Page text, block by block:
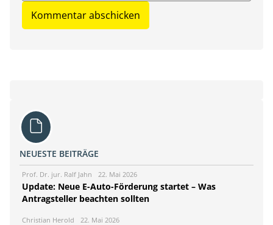
NEUESTE BEITRÄGE
Prof. Dr. jur. Ralf Jahn 22. Mai 2026
Update: Neue E-Auto-Förderung startet – Was
Antragsteller beachten sollten
Christian Herold 22. Mai 2026